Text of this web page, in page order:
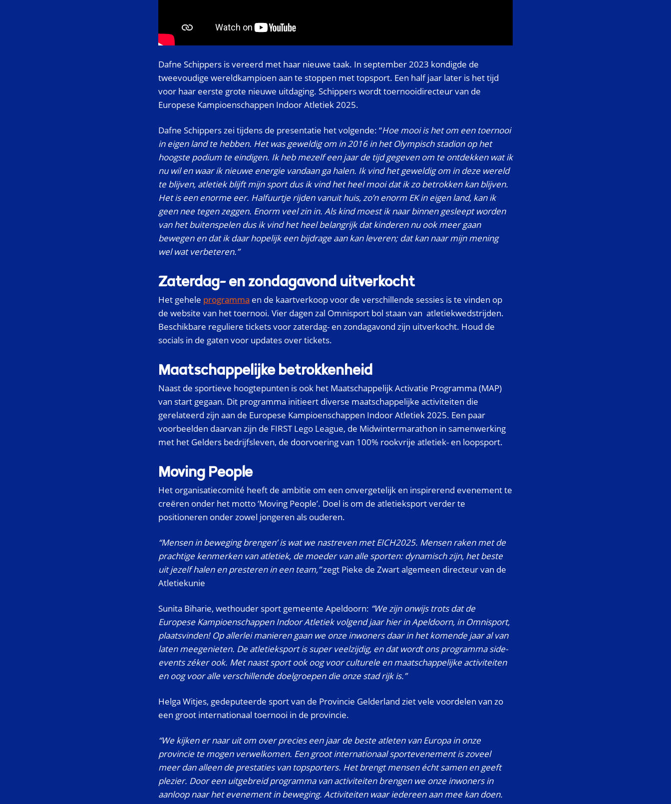
Dafne Schippers is vereerd met haar nieuwe taak. In september 2023 kondigde de
tweevoudige wereldkampioen aan te stoppen met topsport. Een half jaar later is het tijd
voor haar eerste grote nieuwe uitdaging. Schippers wordt toernooidirecteur van de
Europese Kampioenschappen Indoor Atletiek 2025.
Dafne Schippers zei tijdens de presentatie het volgende: “Hoe mooi is het om een toernooi
in eigen land te hebben. Het was geweldig om in 2016 in het Olympisch stadion op het
hoogste podium te eindigen. Ik heb mezelf een jaar de tijd gegeven om te ontdekken wat ik
nu wil en waar ik nieuwe energie vandaan ga halen. Ik vind het geweldig om in deze wereld
te blijven, atletiek blijft mijn sport dus ik vind het heel mooi dat ik zo betrokken kan blijven.
Het is een enorme eer. Halfuurtje rijden vanuit huis, zo’n enorm EK in eigen land, kan ik
geen nee tegen zeggen. Enorm veel zin in. Als kind moest ik naar binnen gesleept worden
van het buitenspelen dus ik vind het heel belangrijk dat kinderen nu ook meer gaan
bewegen en dat ik daar hopelijk een bijdrage aan kan leveren; dat kan naar mijn mening
wel wat verbeteren.”
Zaterdag- en zondagavond uitverkocht
Het gehele programma en de kaartverkoop voor de verschillende sessies is te vinden op
de website van het toernooi. Vier dagen zal Omnisport bol staan van atletiekwedstrijden.
Beschikbare reguliere tickets voor zaterdag- en zondagavond zijn uitverkocht. Houd de
socials in de gaten voor updates over tickets.
Maatschappelijke betrokkenheid
Naast de sportieve hoogtepunten is ook het Maatschappelijk Activatie Programma (MAP)
van start gegaan. Dit programma initieert diverse maatschappelijke activiteiten die
gerelateerd zijn aan de Europese Kampioenschappen Indoor Atletiek 2025. Een paar
voorbeelden daarvan zijn de FIRST Lego League, de Midwintermarathon in samenwerking
met het Gelders bedrijfsleven, de doorvoering van 100% rookvrije atletiek- en loopsport.
Moving People
Het organisatiecomité heeft de ambitie om een onvergetelijk en inspirerend evenement te
creëren onder het motto ‘Moving People’. Doel is om de atletieksport verder te
positioneren onder zowel jongeren als ouderen.
“Mensen in beweging brengen’ is wat we nastreven met EICH2025. Mensen raken met de
prachtige kenmerken van atletiek, de moeder van alle sporten: dynamisch zijn, het beste
uit jezelf halen en presteren in een team,”zegt Pieke de Zwart algemeen directeur van de
Atletiekunie
Sunita Biharie, wethouder sport gemeente Apeldoorn: “We zijn onwijs trots dat de
Europese Kampioenschappen Indoor Atletiek volgend jaar hier in Apeldoorn, in Omnisport,
plaatsvinden! Op allerlei manieren gaan we onze inwoners daar in het komende jaar al van
laten meegenieten. De atletieksport is super veelzijdig, en dat wordt ons programma side-
events zéker ook. Met naast sport ook oog voor culturele en maatschappelijke activiteiten
en oog voor alle verschillende doelgroepen die onze stad rijk is.”
Helga Witjes, gedeputeerde sport van de Provincie Gelderland ziet vele voordelen van zo
een groot internationaal toernooi in de provincie.
“We kijken er naar uit om over precies een jaar de beste atleten van Europa in onze
provincie te mogen verwelkomen. Een groot internationaal sportevenement is zoveel
meer dan alleen de prestaties van topsporters. Het brengt mensen écht samen en geeft
plezier. Door een uitgebreid programma van activiteiten brengen we onze inwoners in
aanloop naar het evenement in beweging. Activiteiten waar iedereen aan mee kan doen.